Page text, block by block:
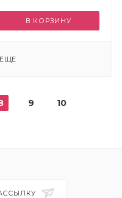
В КОРЗИНУ
9
10